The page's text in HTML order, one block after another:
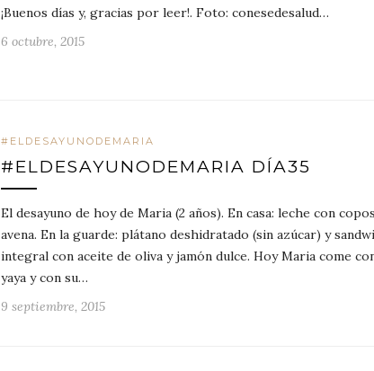
¡Buenos días y, gracias por leer!. Foto: conesedesalud…
6 octubre, 2015
#ELDESAYUNODEMARIA
#ELDESAYUNODEMARIA DÍA35
El desayuno de hoy de Maria (2 años). En casa: leche con
avena. En la guarde: plátano deshidratado (sin azúcar) y
integral con aceite de oliva y jamón dulce. Hoy Maria come
yaya y con su…
9 septiembre, 2015